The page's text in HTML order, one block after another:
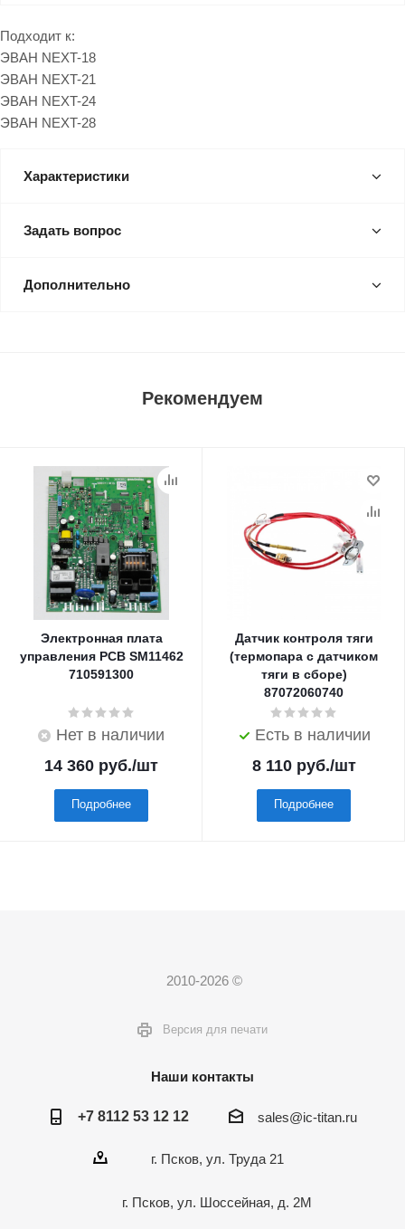
Подходит к:
ЭВАН NEXT-18
ЭВАН NEXT-21
ЭВАН NEXT-24
ЭВАН NEXT-28
Характеристики
Задать вопрос
Дополнительно
Рекомендуем
Электронная плата
управления PCB SM11462
710591300
Нет в наличии
14 360 руб./шт
Подробнее
Датчик контроля тяги
(термопара с датчиком
тяги в сборе)
87072060740
Есть в наличии
8 110руб./шт
Подробнее
2010-2026 ©
Версия для печати
Наши контакты
+7 8112 53 12 12 sales@ic-titan.ru
г. Псков, ул. Труда 21
г. Псков, ул. Шоссейная, д. 2М